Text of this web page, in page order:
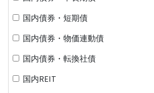
国内債券・短期債
国内債券・物価連動債
国内債券・転換社債
国内REIT